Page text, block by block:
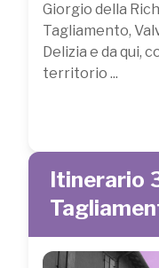
Giorgio della
Tagliamento,
Delizia e da qui,
territorio ...
Itinerario